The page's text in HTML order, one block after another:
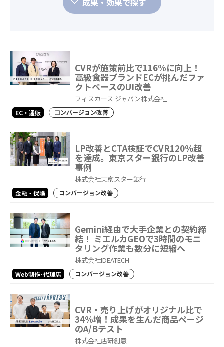
成果・効果で探す
CVRが施策前比で116%に向上！
高級食器ブランドECが挑んだファ
クトベースのUI改善
フィスカース ジャパン株式会社
EC・通販 コンバージョン改善
LP改善とCTA検証でCVR120％超
を達成。東京スター銀行のLP改善
事例
株式会社東京スター銀行
金融・保険 コンバージョン改善
Gemini経由で大手企業との契約締
結！ ミエルカGEOで3時間のモニ
タリング作業も数分に短縮へ
株式会社IDEATECH
Web制作･代理店 コンバージョン改善
CVR・売り上げがオリジナル比で
34%増！成果を生んだ商品ページ
のA/Bテスト
株式会社店研創意